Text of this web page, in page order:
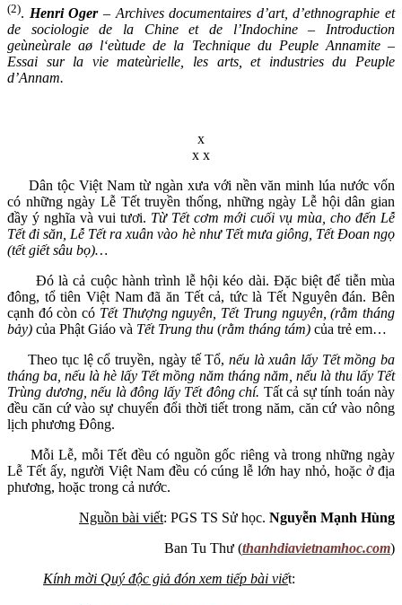
(2). Henri Oger– Archives documentaires d’art, d’ethnographie et
de sociologie de la Chine et de l’Indochine – Introduction
geùneùrale aø l‘eùtude de la Technique du Peuple Annamite –
Essai sur la vie mateùrielle, les arts, et industries du Peuple
d’Annam.
x
x x
Dân tộc Việt Nam từ ngàn xưa với nền văn minh lúa nước vốn
có những ngày Lễ Tết truyền thống, những ngày Lễ hội dân gian
đầy ý nghĩa và vui tươi. Từ Tết cơm mới cuối vụ mùa, cho đến Lễ
Tết đi săn, Lễ Tết ra xuân vào hè như Tết mưa giông, Tết Đoan ngọ
(tết giết sâu bọ)…
Đó là cả cuộc hành trình lễ hội kéo dài. Đặc biệt để tiễn mùa
đông, tổ tiên Việt Nam đã ăn Tết cả, tức là Tết Nguyên đán. Bên
cạnh đó còn có Tết Thượng nguyên, Tết Trung nguyên, (rằm tháng
bảy) của Phật Giáo và Tết Trung thu (rằm tháng tám) của trẻ em…
Theo tục lệ cổ truyền, ngày tế Tổ, nếu là xuân lấy Tết mồng ba
tháng ba,nếu là hè lấy Tết mồng năm tháng năm, nếu là thu lấy Tết
Trùng dương, nếu là đông lấy Tết đông chí. Tất cả sự tính toán này
đều căn cứ vào sự chuyển đổi thời tiết trong năm, căn cứ vào nông
lịch phương Đông.
Mỗi Lễ, mỗi Tết đều có nguồn gốc riêng và trong những ngày
Lễ Tết ấy, người Việt Nam đều có cúng lễ lớn hay nhỏ, hoặc ở địa
phương, hoặc trong cả nước.
Nguồn bài viết: PGS TS Sử học. Nguyễn Mạnh Hùng
Ban Tu Thư (thanhdiavietnamhoc.com)
Kính mời Quý độc giả đón xem tiếp bài viết: